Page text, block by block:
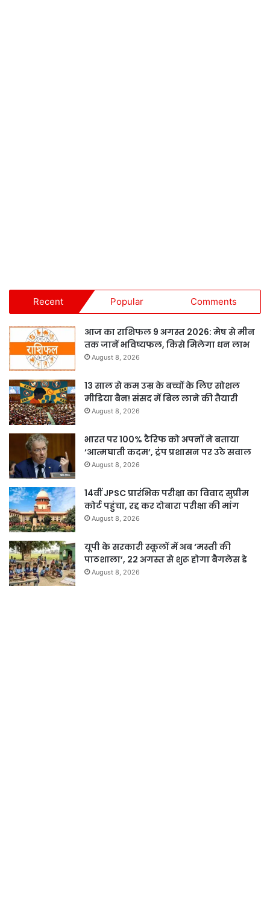
Recent Popular Comments
आज का राशिफल 9 अगस्त 2026: मेष से मीन
तक जानें भविष्यफल, किसे मिलेगा धन लाभ
August 8, 2026
13 साल से कम उम्र के बच्चों के लिए सोशल
मीडिया बैन! संसद में बिल लाने की तैयारी
August 8, 2026
भारत पर 100% टैरिफ को अपनों ने बताया
‘आत्मघाती कदम’, ट्रंप प्रशासन पर उठे सवाल
August 8, 2026
14वीं JPSC प्रारंभिक परीक्षा का विवाद सुप्रीम
कोर्ट पहुंचा, रद्द कर दोबारा परीक्षा की मांग
August 8, 2026
यूपी के सरकारी स्कूलों में अब ‘मस्ती की
पाठशाला’, 22 अगस्त से शुरू होगा बैगलेस डे
August 8, 2026